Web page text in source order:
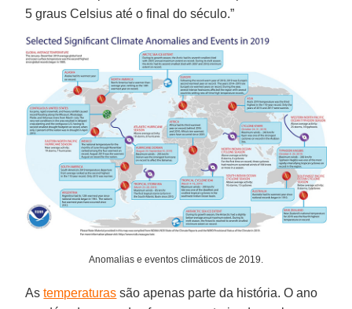
5 graus Celsius até o final do século.”
Anomalias e eventos climáticos de 2019.
Astemperaturas são apenas parte da história. O ano